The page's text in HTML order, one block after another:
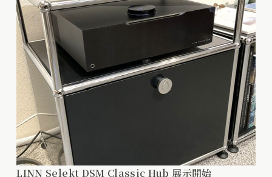
LINN Selekt DSM Classic Hub 展示開始